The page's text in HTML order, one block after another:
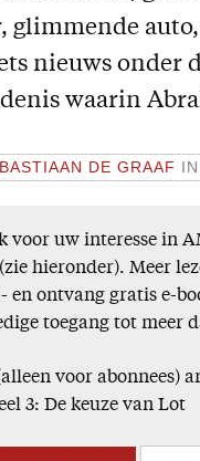
glimmende
nieuws onder
waarin
DE GRAAF IN
voor uw interesse in
hieronder). Meer
en ontvang gratis e-
toegang tot meer
voor abonnees)
3: De keuze van Lot